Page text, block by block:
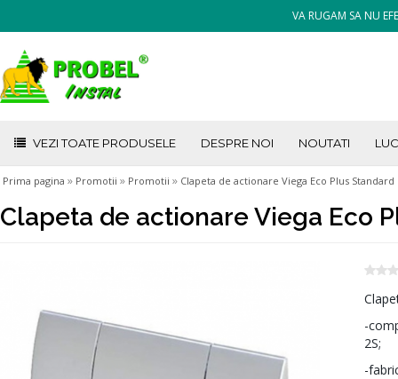
VA RUGAM SA NU
VEZI TOATE PRODUSELE DESPRE NOI NOUTATI
Prima pagina » Promotii » Promotii » Clapeta de actionare Viega Eco Plus Standard
Clapeta de actionare Viega Eco
-
2S;
-